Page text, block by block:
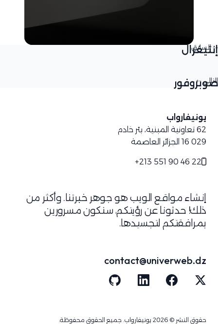
إنتيغرال
صوبروفور
يونيفارواب
62 تعاونية المبنية، بئر خادم
16 029 الجزائر العاصمة
+213 551 90 46 22
إنشاء مواقع الويب هو جوهر خبرتنا. وأكثر من
ذلك! حدثونا عن رؤيتكم، سنكون مسرورين
بمرافقتكم لتجسيدها.
contact@univerweb.dz
حقوق النشر © 2026 يونيفارواب. جميع الحقوق محفوظة.